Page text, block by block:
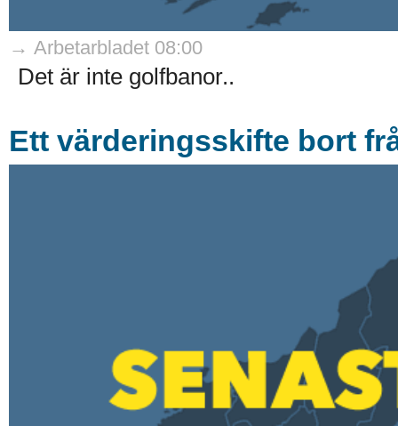
→ Arbetarbladet 08:00
Det är inte golfbanor..
Ett värderingsskifte bort